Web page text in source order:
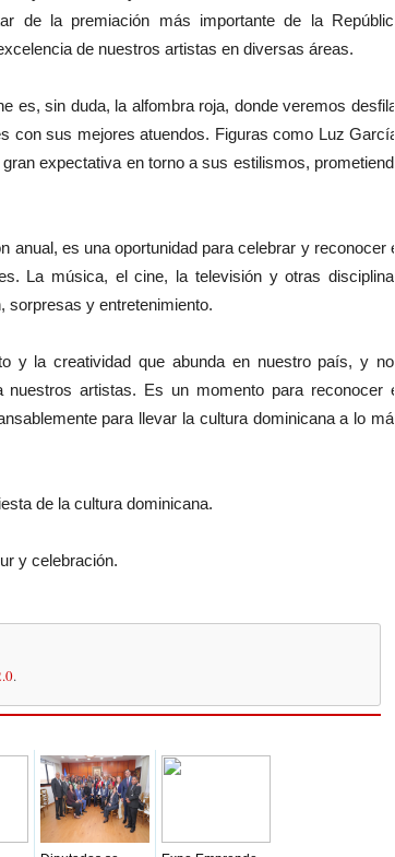
de la premiación más importante de la República
de nuestros artistas en diversas áreas.
es, sin duda, la alfombra roja, donde veremos desfilar
con sus mejores atuendos. Figuras como Luz García,
expectativa en torno a sus estilismos, prometiendo
anual, es una oportunidad para celebrar y reconocer el
La música, el cine, la televisión y otras disciplinas
sorpresas y entretenimiento.
y la creatividad que abunda en nuestro país, y nos
artistas. Es un momento para reconocer el
para llevar la cultura dominicana a lo más
de la cultura dominicana.
y celebración.
.